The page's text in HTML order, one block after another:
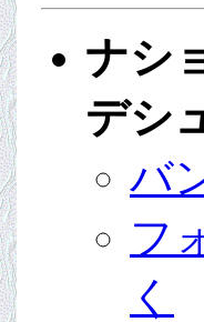
ナシ
デシ
バ
フ
く